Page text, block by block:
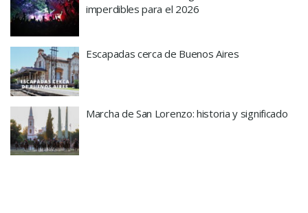
imperdibles para el 2026
Escapadas cerca de Buenos Aires
Marcha de San Lorenzo: historia y significado